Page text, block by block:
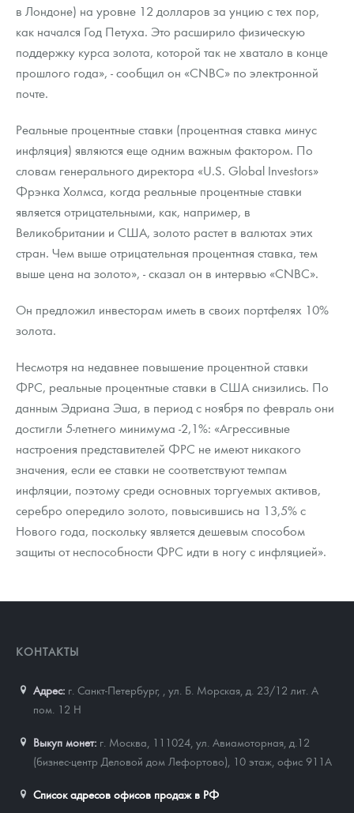
в Лондоне) на уровне 12 долларов за унцию с тех пор,
как начался Год Петуха. Это расширило физическую
поддержку курса золота, которой так не хватало в конце
прошлого года», - сообщил он «CNBC» по электронной
почте.
Реальные процентные ставки (процентная ставка минус
инфляция) являются еще одним важным фактором. По
словам генерального директора «U.S. Global Investors»
Фрэнка Холмса, когда реальные процентные ставки
является отрицательными, как, например, в
Великобритании и США, золото растет в валютах этих
стран. Чем выше отрицательная процентная ставка, тем
выше цена на золото», - сказал он в интервью «CNBC».
Он предложил инвесторам иметь в своих портфелях 10%
золота.
Несмотря на недавнее повышение процентной ставки
ФРС, реальные процентные ставки в США снизились. По
данным Эдриана Эша, в период с ноября по февраль они
достигли 5-летнего минимума -2,1%: «Агрессивные
настроения представителей ФРС не имеют никакого
значения, если ее ставки не соответствуют темпам
инфляции, поэтому среди основных торгуемых активов,
серебро опередило золото, повысившись на 13,5% с
Нового года, поскольку является дешевым способом
защиты от неспособности ФРС идти в ногу с инфляцией».
КОНТАКТЫ
Адрес: г. Санкт-Петербург,
ул. Б. Морская, д. 23/12 лит. А
пом. 12 Н
Выкуп монет: г. Москва, 111024, ул. Авиамоторная, д.12
(бизнес-центр Деловой дом Лефортово), 10 этаж, офис 911А
Список адресов офисов продаж в РФ